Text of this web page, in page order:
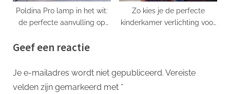
Poldina Pro lamp in het wit:
de perfecte aanvulling op
Zo kies je de perfecte
kinderkamer verlichting voor
Geef een reactie
Je e-mailadres wordt niet gepubliceerd. Vereiste
velden zijn gemarkeerd met *